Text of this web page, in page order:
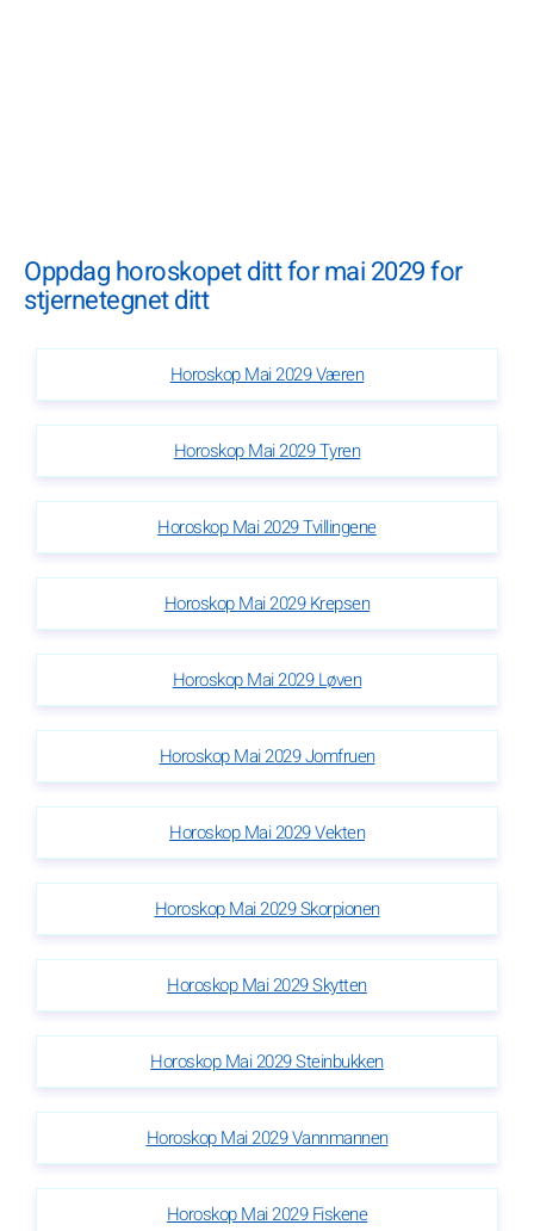
Oppdag horoskopet ditt for mai 2029 for
stjernetegnet ditt
Horoskop Mai 2029 Væren
Horoskop Mai 2029 Tyren
Horoskop Mai 2029 Tvillingene
Horoskop Mai 2029 Krepsen
Horoskop Mai 2029 Løven
Horoskop Mai 2029 Jomfruen
Horoskop Mai 2029 Vekten
Horoskop Mai 2029 Skorpionen
Horoskop Mai 2029 Skytten
Horoskop Mai 2029 Steinbukken
Horoskop Mai 2029 Vannmannen
Horoskop Mai 2029 Fiskene